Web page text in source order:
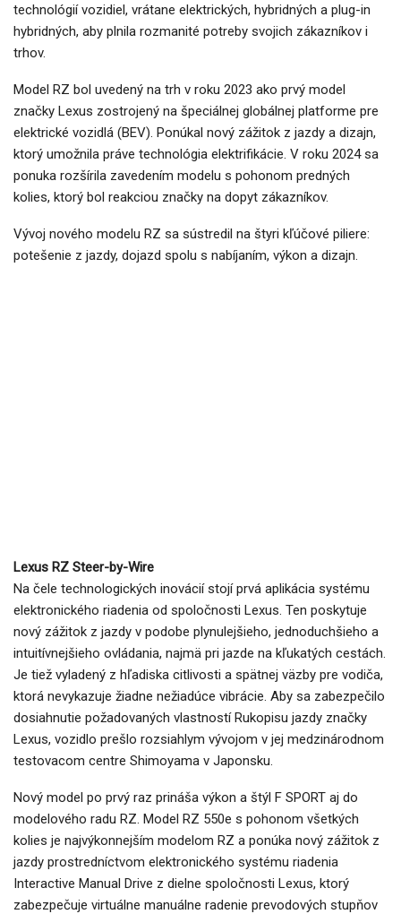
technológií vozidiel, vrátane elektrických, hybridných a plug-in
hybridných, aby plnila rozmanité potreby svojich zákazníkov i
trhov.
Model RZ bol uvedený na trh v roku 2023 ako prvý model
značky Lexus zostrojený na špeciálnej globálnej platforme pre
elektrické vozidlá (BEV). Ponúkal nový zážitok z jazdy a dizajn,
ktorý umožnila práve technológia elektrifikácie. V roku 2024 sa
ponuka rozšírila zavedením modelu s pohonom predných
kolies, ktorý bol reakciou značky na dopyt zákazníkov.
Vývoj nového modelu RZ sa sústredil na štyri kľúčové piliere:
potešenie z jazdy, dojazd spolu s nabíjaním, výkon a dizajn.
Lexus RZ Steer-by-Wire
Na čele technologických inovácií stojí prvá aplikácia systému
elektronického riadenia od spoločnosti Lexus. Ten poskytuje
nový zážitok z jazdy v podobe plynulejšieho, jednoduchšieho a
intuitívnejšieho ovládania, najmä pri jazde na kľukatých cestách.
Je tiež vyladený z hľadiska citlivosti a spätnej väzby pre vodiča,
ktorá nevykazuje žiadne nežiadúce vibrácie. Aby sa zabezpečilo
dosiahnutie požadovaných vlastností Rukopisu jazdy značky
Lexus, vozidlo prešlo rozsiahlym vývojom v jej medzinárodnom
testovacom centre Shimoyama v Japonsku.
Nový model po prvý raz prináša výkon a štýl F SPORT aj do
modelového radu RZ. Model RZ 550e s pohonom všetkých
kolies je najvýkonnejším modelom RZ a ponúka nový zážitok z
jazdy prostredníctvom elektronického systému riadenia
Interactive Manual Drive z dielne spoločnosti Lexus, ktorý
zabezpečuje virtuálne manuálne radenie prevodových stupňov